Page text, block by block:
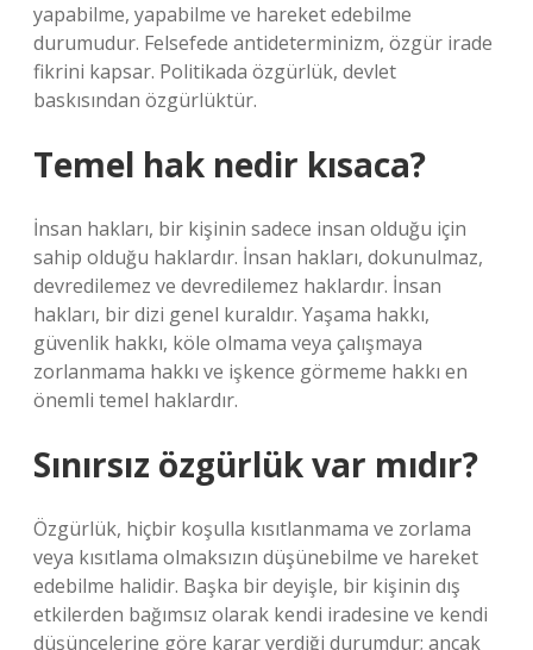
yapabilme, yapabilme ve hareket edebilme
durumudur. Felsefede antideterminizm, özgür irade
fikrini kapsar. Politikada özgürlük, devlet
baskısından özgürlüktür.
Temel hak nedir kısaca?
İnsan hakları, bir kişinin sadece insan olduğu için
sahip olduğu haklardır. İnsan hakları, dokunulmaz,
devredilemez ve devredilemez haklardır. İnsan
hakları, bir dizi genel kuraldır. Yaşama hakkı,
güvenlik hakkı, köle olmama veya çalışmaya
zorlanmama hakkı ve işkence görmeme hakkı en
önemli temel haklardır.
Sınırsız özgürlük var mıdır?
Özgürlük, hiçbir koşulla kısıtlanmama ve zorlama
veya kısıtlama olmaksızın düşünebilme ve hareket
edebilme halidir. Başka bir deyişle, bir kişinin dış
etkilerden bağımsız olarak kendi iradesine ve kendi
düşüncelerine göre karar verdiği durumdur; ancak